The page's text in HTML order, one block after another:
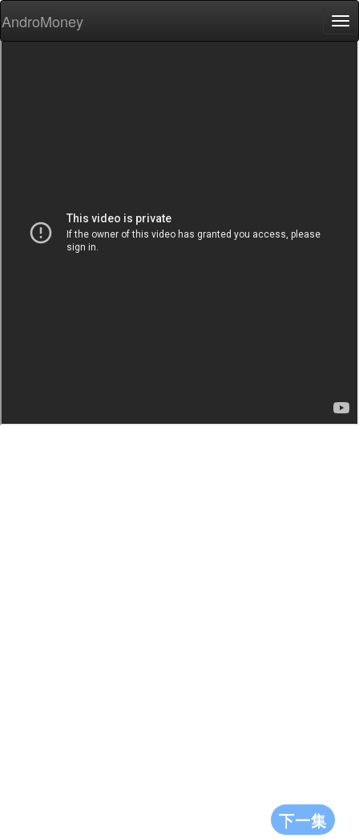
AndroMoney
下一集